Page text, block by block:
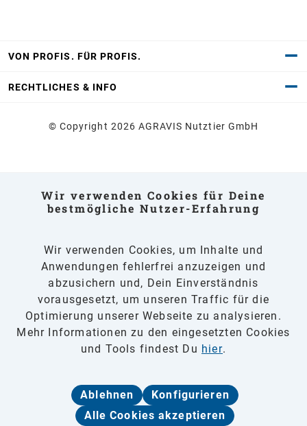
VON PROFIS. FÜR PROFIS.
RECHTLICHES & INFO
© Copyright 2026 AGRAVIS Nutztier GmbH
Wir verwenden Cookies für Deine
bestmögliche Nutzer-Erfahrung
Wir verwenden Cookies, um Inhalte und
Anwendungen fehlerfrei anzuzeigen und
abzusichern und, Dein Einverständnis
vorausgesetzt, um unseren Traffic für die
Optimierung unserer Webseite zu analysieren.
Mehr Informationen zu den eingesetzten Cookies
und Tools findest Du hier.
Ablehnen
Konfigurieren
Alle Cookies akzeptieren